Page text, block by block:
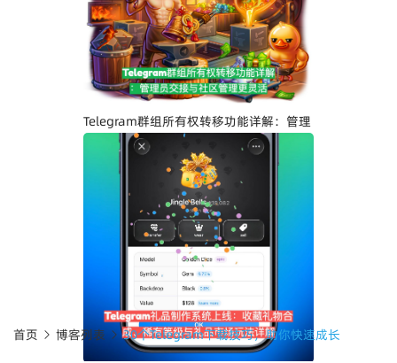
Telegram界面全面升级：安卓版全新设
计、iOS Liquid Glass优化与操作体验提
升
Telegram群组所有权转移功能详解：管理
员交接与社区管理更灵活
首页 博客列表 30个Telegram下载技巧，助你快速成长